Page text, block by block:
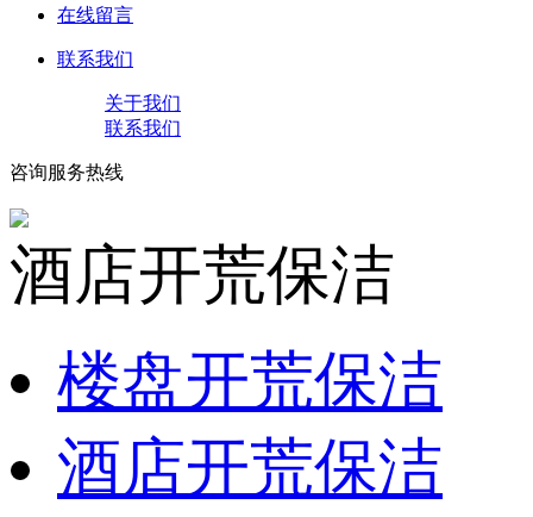
在线留言
联系我们
关于我们
联系我们
咨询服务热线
酒店开荒保洁
楼盘开荒保洁
酒店开荒保洁